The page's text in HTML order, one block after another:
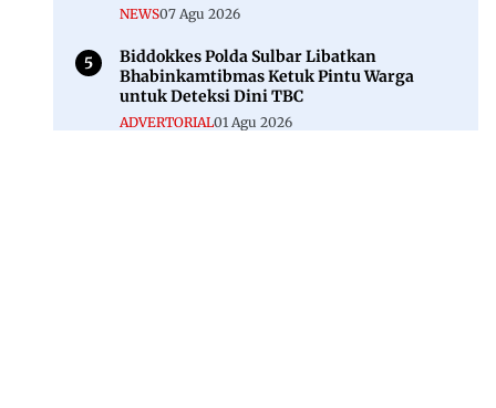
NEWS07 Agu 2026
Biddokkes Polda Sulbar Libatkan
Bhabinkamtibmas Ketuk Pintu Warga
untuk Deteksi Dini TBC
ADVERTORIAL01 Agu 2026